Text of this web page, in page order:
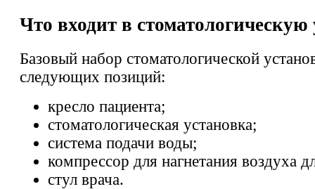
Что входит в стоматологическую
Базовый набор стоматологической
следующих позиций:
кресло пациента;
стоматологическая установка;
система подачи воды;
компрессор для нагнетания воздуха
стул врача.